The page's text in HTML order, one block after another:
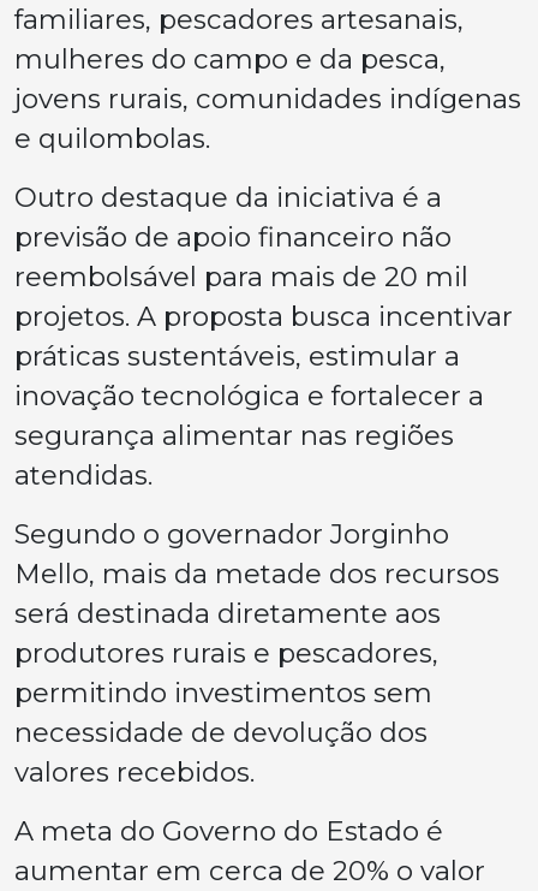
familiares, pescadores artesanais,
mulheres do campo e da pesca,
jovens rurais, comunidades indígenas
e quilombolas.
Outro destaque da iniciativa é a
previsão de apoio financeiro não
reembolsável para mais de 20 mil
projetos. A proposta busca incentivar
práticas sustentáveis, estimular a
inovação tecnológica e fortalecer a
segurança alimentar nas regiões
atendidas.
Segundo o governador Jorginho
Mello, mais da metade dos recursos
será destinada diretamente aos
produtores rurais e pescadores,
permitindo investimentos sem
necessidade de devolução dos
valores recebidos.
A meta do Governo do Estado é
aumentar em cerca de 20% o valor